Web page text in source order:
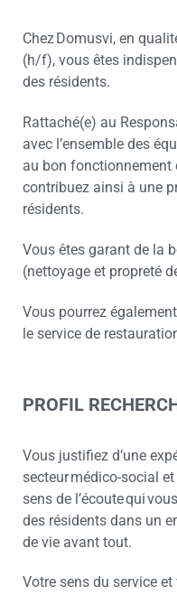
Chez Domusvi, en
(h/f), vous êtes
des résidents.
Rattaché(e) au
avec l’ensemble des
au bon fonctionnement
contribuez ainsi à une
résidents.
Vous êtes garant de la
(nettoyage et propreté
Vous pourrez
le service de
PROFIL
Vous justifiez d’une
secteur médico-social
sens de l’écoute qui
des résidents dans un
de vie avant tout.
Votre sens du service